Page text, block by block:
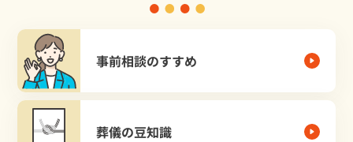
事前相談のすすめ
葬儀の豆知識